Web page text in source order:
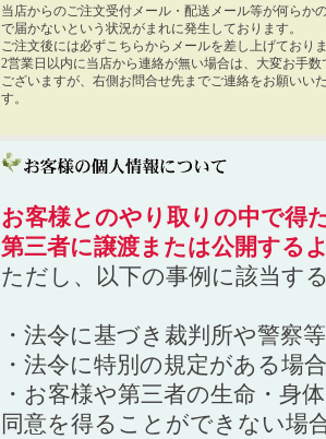
当店からのご注文受付メール・配送メール等が何らか
で届かないという状況がまれに発生しております。
ご注文後には必ずこちらからメールを差し上げており
2営業日以内に当店から連絡が無い場合は、大変お手数
ございますが、右側お問合せ先までご連絡をお願いい
す。
お客様とのやり取りの中で得
第三者に譲渡または公開する
ただし、以下の事例に該当す
・法令に基づき裁判所や警察
・法令に特別の規定がある場合
・お客様や第三者の生命・身
同意を得ることができない場